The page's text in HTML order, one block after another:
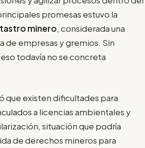
promesas estuvo la
minero, considerada una
de empresas y gremios. Sin
todavía no se concreta
que existen dificultades para
a licencias ambientales y
situación que podría
de derechos mineros para